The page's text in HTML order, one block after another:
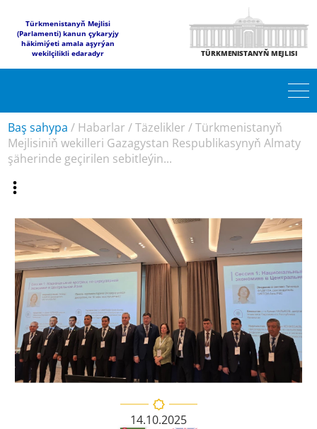
Türkmenistanyň Mejlisi
(Parlamenti) kanun çykaryjy
häkimiýeti amala aşyrýan
wekilçilikli edaradyr
TÜRKMENISTANYŇ MEJLISI
Baş sahypa / Habarlar /Täzelikler /Türkmenistanyň
Mejlisiniň wekilleri Gazagystan Respublikasynyň Almaty
şäherinde geçirilen sebitleýin...
14.10.2025